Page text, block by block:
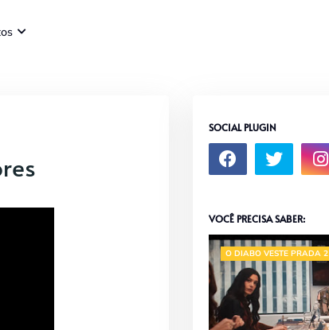
SOCIAL PLUGIN
VOCÊ PRECISA SABER:
O DIABO VESTE PRADA 2